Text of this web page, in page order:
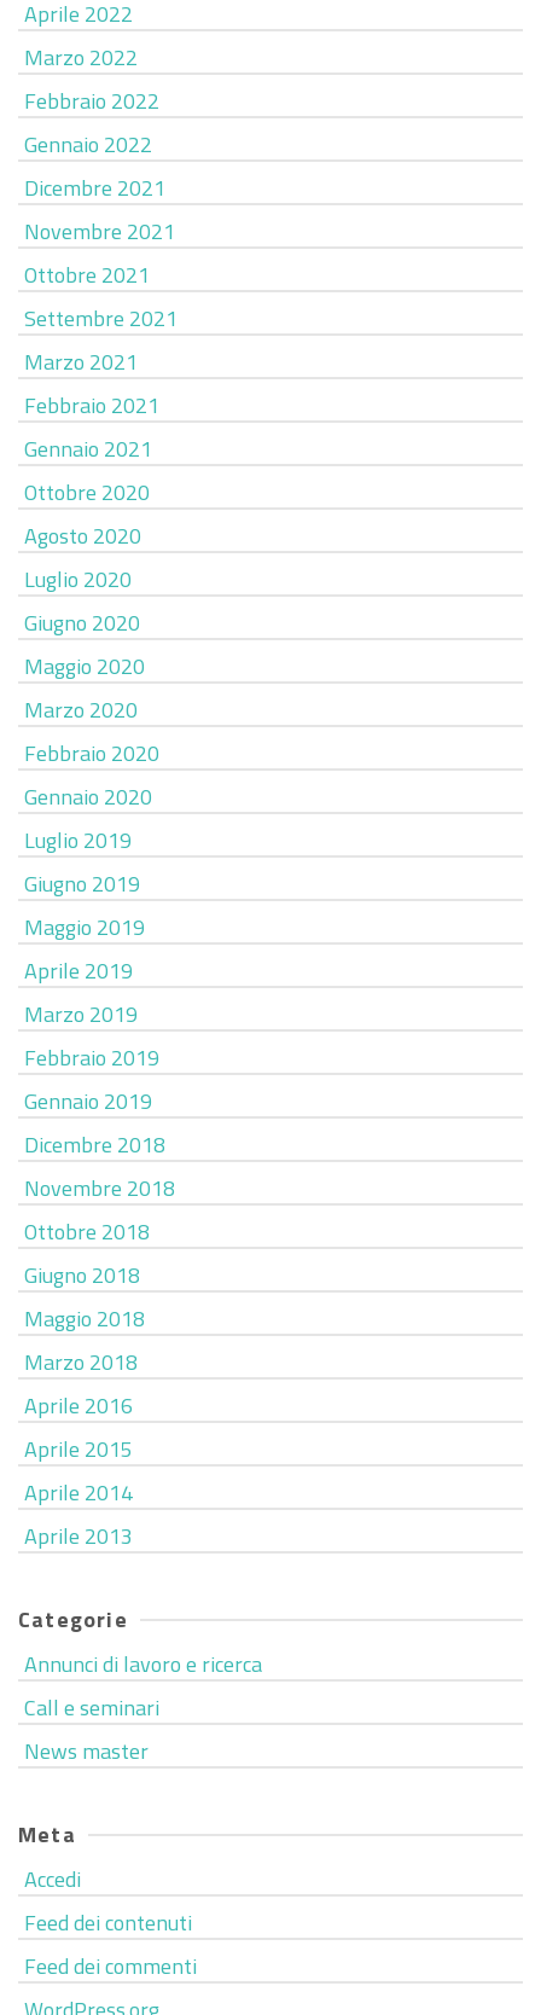
Aprile 2022
Marzo 2022
Febbraio 2022
Gennaio 2022
Dicembre 2021
Novembre 2021
Ottobre 2021
Settembre 2021
Marzo 2021
Febbraio 2021
Gennaio 2021
Ottobre 2020
Agosto 2020
Luglio 2020
Giugno 2020
Maggio 2020
Marzo 2020
Febbraio 2020
Gennaio 2020
Luglio 2019
Giugno 2019
Maggio 2019
Aprile 2019
Marzo 2019
Febbraio 2019
Gennaio 2019
Dicembre 2018
Novembre 2018
Ottobre 2018
Giugno 2018
Maggio 2018
Marzo 2018
Aprile 2016
Aprile 2015
Aprile 2014
Aprile 2013
Categorie
Annunci di lavoro e ricerca
Call e seminari
News master
Meta
Accedi
Feed dei contenuti
Feed dei commenti